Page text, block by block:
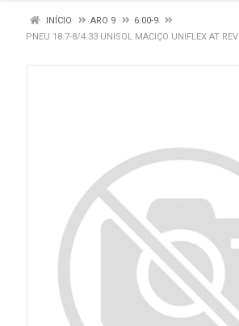
INÍCIO ARO 9
6.00-9
PNEU 18.7-8/4.33 UNISOL MACIÇO UNIFLEX AT REV